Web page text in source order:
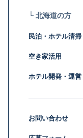
└ 北海道の方
民泊・ホテル清掃
空き家活用
ホテル開発・運営
お問い合わせ